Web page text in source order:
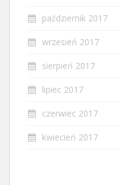
październik 2017
wrzesień 2017
sierpień 2017
lipiec 2017
czerwiec 2017
kwiecień 2017